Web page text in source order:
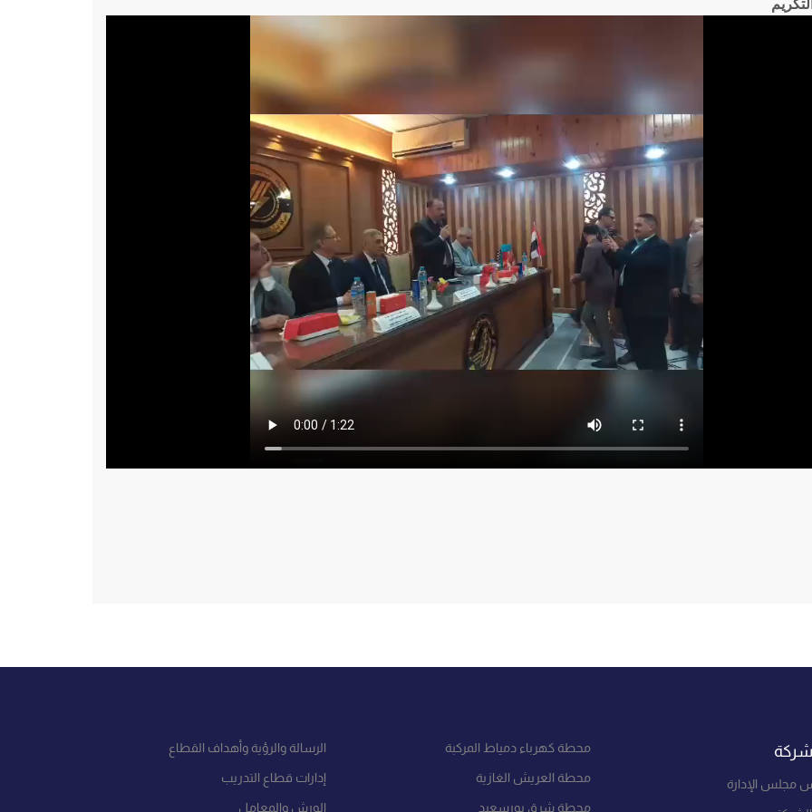
مجلس الإدارة
محطة كهرباء دمياط المركبة
محطة العريش الغازية
محطة شرق بورسعيد
الرسالة والرؤية وأهداف القطاع
إدارات قطاع التدريب
الورش والمعامل